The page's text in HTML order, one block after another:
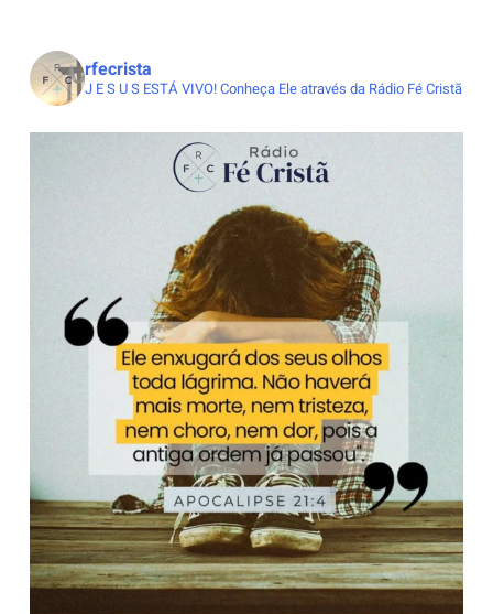
rfecrista
J E S U S ESTÁ VIVO!Conheça Ele através da Rádio Fé Cristã